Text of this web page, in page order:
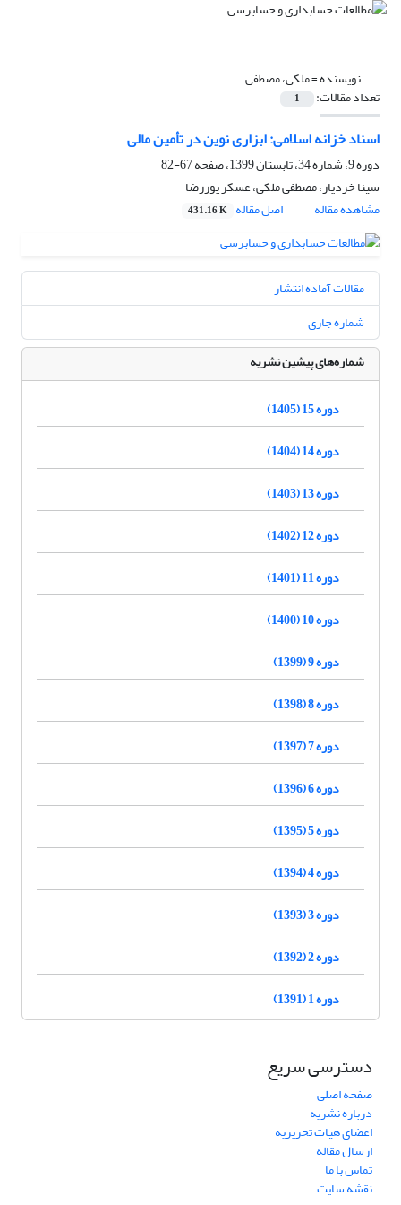
نویسنده =ملکی، مصطفی
تعداد مقالات: 1
اسناد خزانه اسلامی: ابزاری نوین در تأمین مالی
دوره 9، شماره 34، تابستان 1399، صفحه
67-82
سینا خردیار، مصطفی ملکی، عسکر پوررضا
مشاهده مقاله
اصل مقاله 431.16 K
مقالات آماده انتشار
شماره جاری
شماره‌های پیشین نشریه
دوره 15 (1405)
دوره 14 (1404)
دوره 13 (1403)
دوره 12 (1402)
دوره 11 (1401)
دوره 10 (1400)
دوره 9 (1399)
دوره 8 (1398)
دوره 7 (1397)
دوره 6 (1396)
دوره 5 (1395)
دوره 4 (1394)
دوره 3 (1393)
دوره 2 (1392)
دوره 1 (1391)
دسترسی سریع
صفحه اصلی
درباره نشریه
اعضای هیات تحریریه
ارسال مقاله
تماس با ما
نقشه سایت